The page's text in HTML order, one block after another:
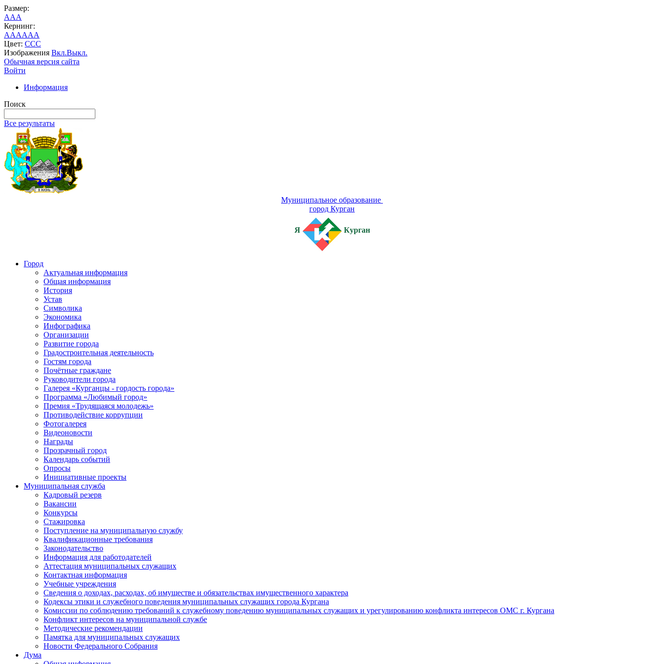
Размер:
AAA
Кернинг:
AAAAAA
Цвет: CCC
Изображения Вкл.Выкл.
Обычная версия сайта
Войти
Информация
Поиск
Все результаты
Муниципальное образование
город Курган
Я Курган
Город
Актуальная информация
Общая информация
История
Устав
Символика
Экономика
Инфографика
Организации
Развитие города
Градостроительная деятельность
Гостям города
Почётные граждане
Руководители города
Галерея «Курганцы - гордость города»
Программа «Любимый город»
Премия «Трудящаяся молодежь»
Противодействие коррупции
Фотогалерея
Видеоновости
Награды
Прозрачный город
Календарь событий
Опросы
Инициативные проекты
Муниципальная служба
Кадровый резерв
Вакансии
Конкурсы
Стажировка
Поступление на муниципальную службу
Квалификационные требования
Законодательство
Информация для работодателей
Аттестация муниципальных служащих
Контактная информация
Учебные учреждения
Сведения о доходах, расходах, об имуществе и обязательствах имущественного характера
Кодексы этики и служебного поведения муниципальных служащих города Кургана
Комиссии по соблюдению требований к служебному поведению муниципальных служащих и урегулированию конфликта интересов ОМС г. Кургана
Конфликт интересов на муниципальной службе
Методические рекомендации
Памятка для муниципальных служащих
Новости Федерального Cобрания
Дума